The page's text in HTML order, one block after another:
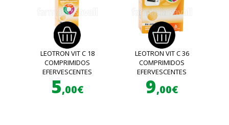
LEOTRON VIT C 18
COMPRIMIDOS
EFERVESCENTES
5,00€
LEOTRON VIT C 36
COMPRIMIDOS
EFERVESCENTES
9,00€